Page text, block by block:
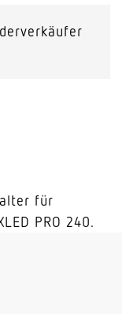
für
PRO 240.